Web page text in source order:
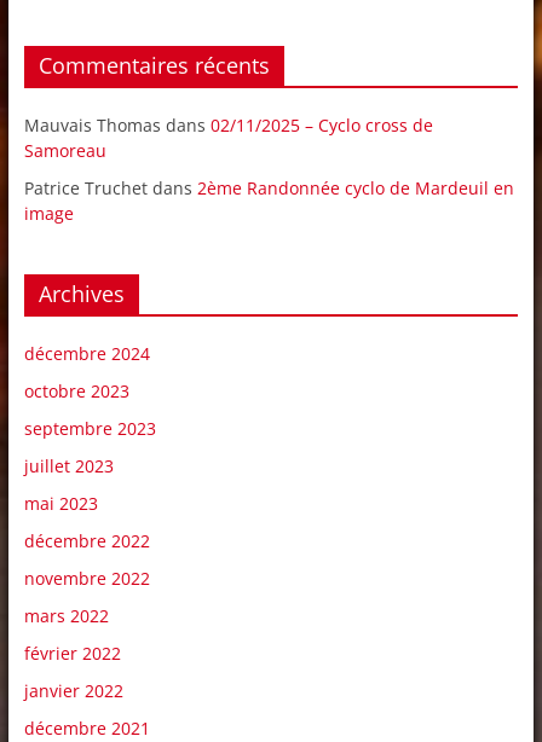
Commentaires récents
Mauvais Thomas dans 02/11/2025 – Cyclo cross de
Samoreau
Patrice Truchetdans 2ème Randonnée cyclo de Mardeuil en
image
Archives
décembre 2024
octobre 2023
septembre 2023
juillet 2023
mai 2023
décembre 2022
novembre 2022
mars 2022
février 2022
janvier 2022
décembre 2021